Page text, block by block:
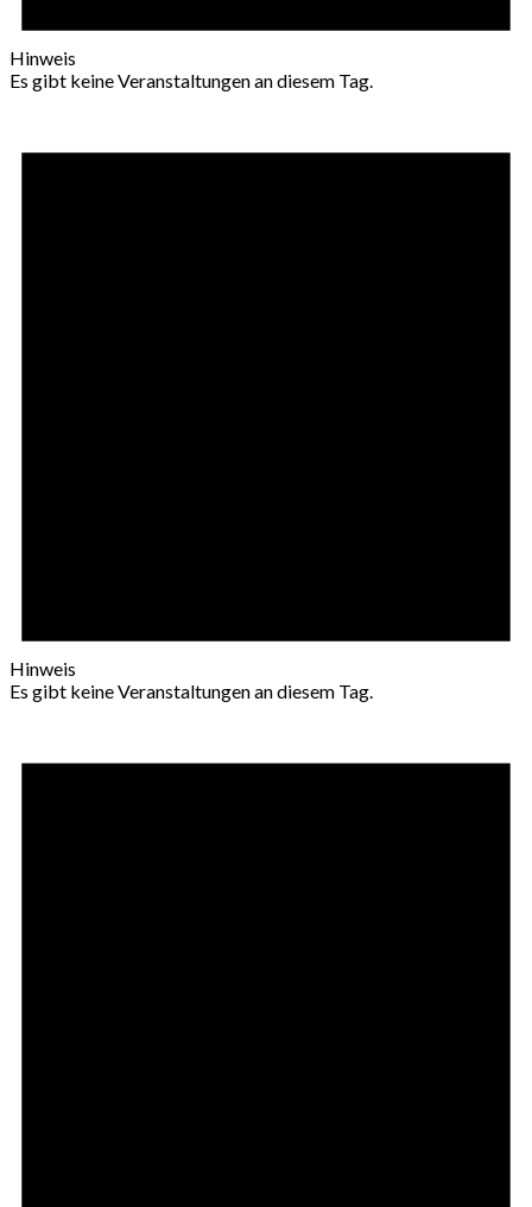
Hinweis
Es gibt keine Veranstaltungen an diesem Tag.
Hinweis
Es gibt keine Veranstaltungen an diesem Tag.